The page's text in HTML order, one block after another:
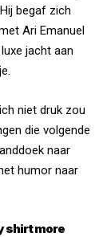
begaf zich
Ari Emanuel
jacht aan
niet druk zou
die volgende
naar
humor naar
shirt more